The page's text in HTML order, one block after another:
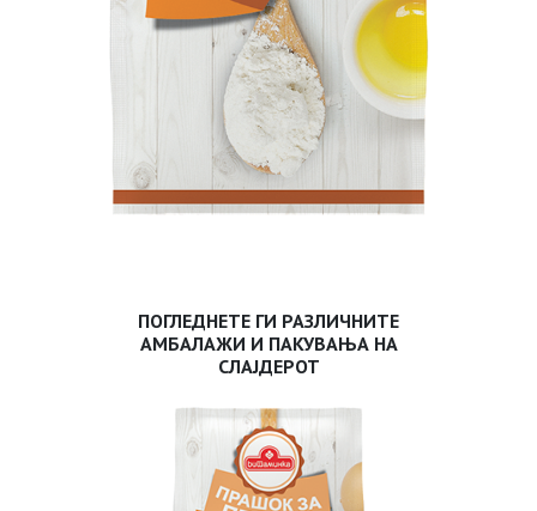
ПОГЛЕДНЕТЕ ГИ РАЗЛИЧНИТЕ
АМБАЛАЖИ И ПАКУВАЊА НА
СЛАЈДЕРОТ